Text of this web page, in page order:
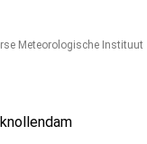
Meteorologische Instituut